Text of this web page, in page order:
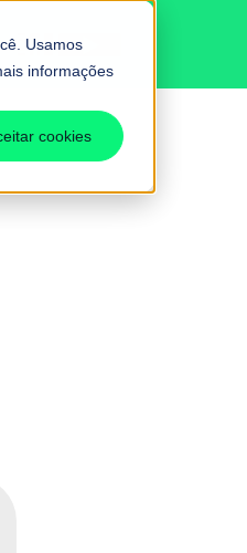
Usamos
informações
cookies